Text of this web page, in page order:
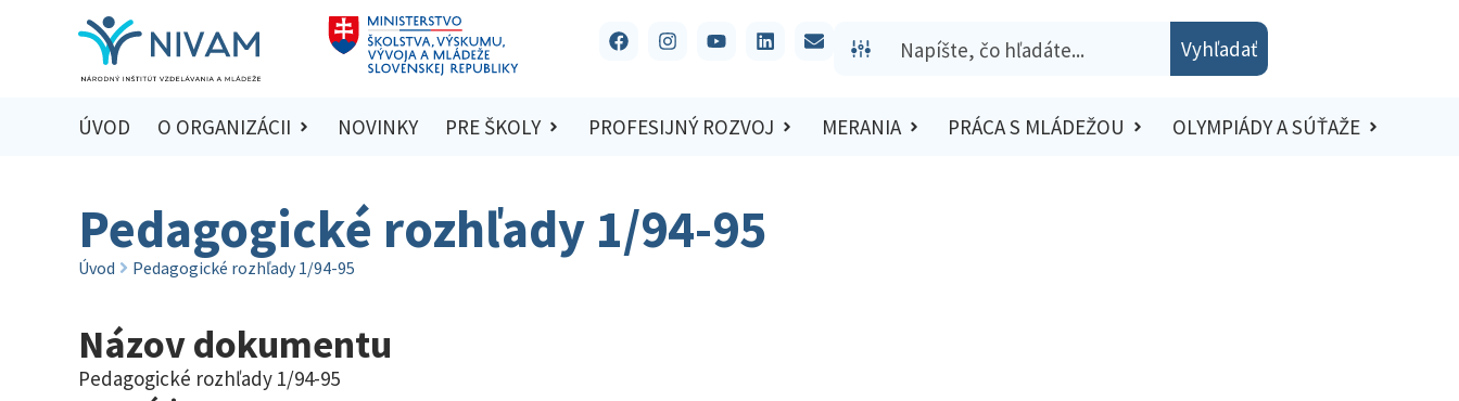
Vyhľadať
ÚVOD O ORGANIZÁCII NOVINKY PRE ŠKOLY PROFESIJNÝ ROZVOJ MERANIA PRÁCA S MLÁDEŽOU OLYMPIÁDY A SÚŤAŽE
Pedagogické rozhľady 1/94-95
Úvod Pedagogické rozhľady 1/94-95
Názov dokumentu
Pedagogické rozhľady 1/94-95